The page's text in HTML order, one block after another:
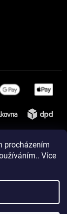
procházením
Více